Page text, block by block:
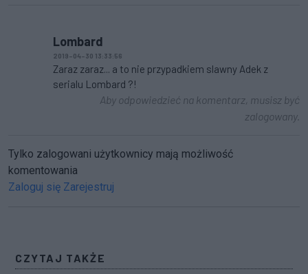
Lombard
2019-04-30 13:33:56
Zaraz zaraz... a to nie przypadkiem slawny Adek z
serialu Lombard ?!
Aby odpowiedzieć na komentarz, musisz być
zalogowany.
Tylko zalogowani użytkownicy mają możliwość
komentowania
Zaloguj się Zarejestruj
CZYTAJ TAKŻE